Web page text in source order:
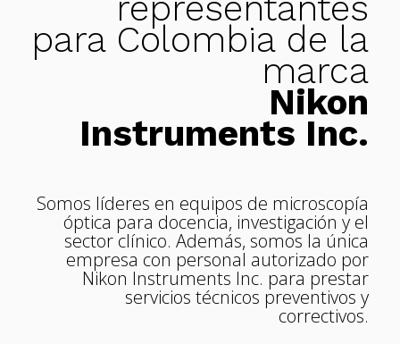
representantes
para Colombia de la
marca
Nikon
Instruments Inc.
Somos líderes en equipos de microscopía
óptica para docencia, investigación y el
sector clínico. Además, somos la única
empresa con personal autorizado por
Nikon Instruments Inc. para prestar
servicios técnicos preventivos y
correctivos.